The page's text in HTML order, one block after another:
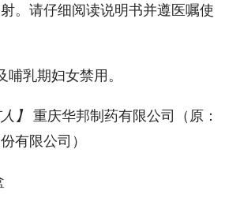
。请仔细阅读说明书并遵医嘱使
哺乳期妇女禁用。
】
重庆华邦制药有限公司（原：
有限公司）